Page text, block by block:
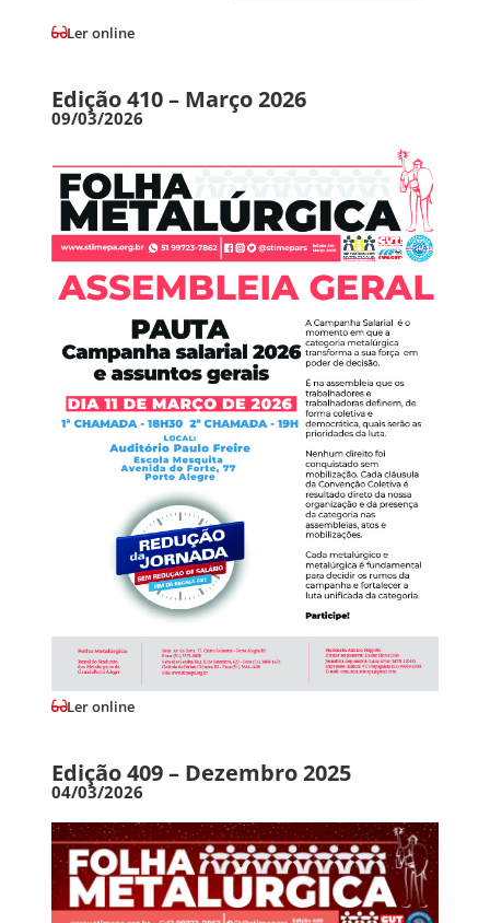
Ler online
Edição 410 – Março 2026
09/03/2026
Ler online
Edição 409 – Dezembro 2025
04/03/2026